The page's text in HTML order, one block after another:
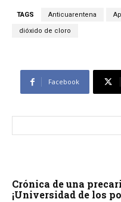
TAGS Anticuarentena
dióxido de cloro
Facebook
Crónica de una
¡Universidad de los